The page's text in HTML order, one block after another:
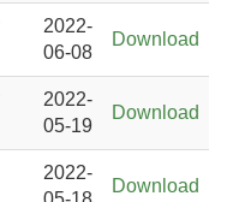
2022-
06-08
Download
2022-
05-19
Download
2022-
Download